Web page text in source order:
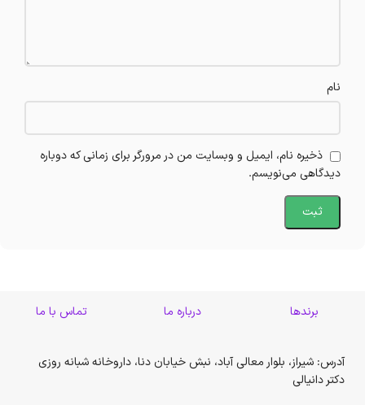
نام
ذخیره نام، ایمیل و وبسایت من در مرورگر برای زمانی که دوباره
دیدگاهی می‌نویسم.
برندها درباره ما تماس با ما
آدرس: شیراز، بلوار معالی آباد، نبش خیابان دنا، داروخانه شبانه روزی
دکتر دانیالی